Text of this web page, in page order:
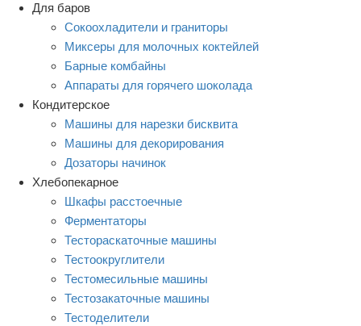
Для баров
Сокоохладители и граниторы
Миксеры для молочных коктейлей
Барные комбайны
Аппараты для горячего шоколада
Кондитерское
Машины для нарезки бисквита
Машины для декорирования
Дозаторы начинок
Хлебопекарное
Шкафы расстоечные
Ферментаторы
Тестораскаточные машины
Тестоокруглители
Тестомесильные машины
Тестозакаточные машины
Тестоделители